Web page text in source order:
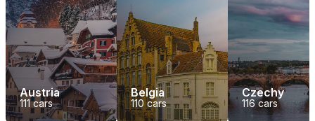
Austria
111cars
Belgia
110 cars
Czechy
116cars